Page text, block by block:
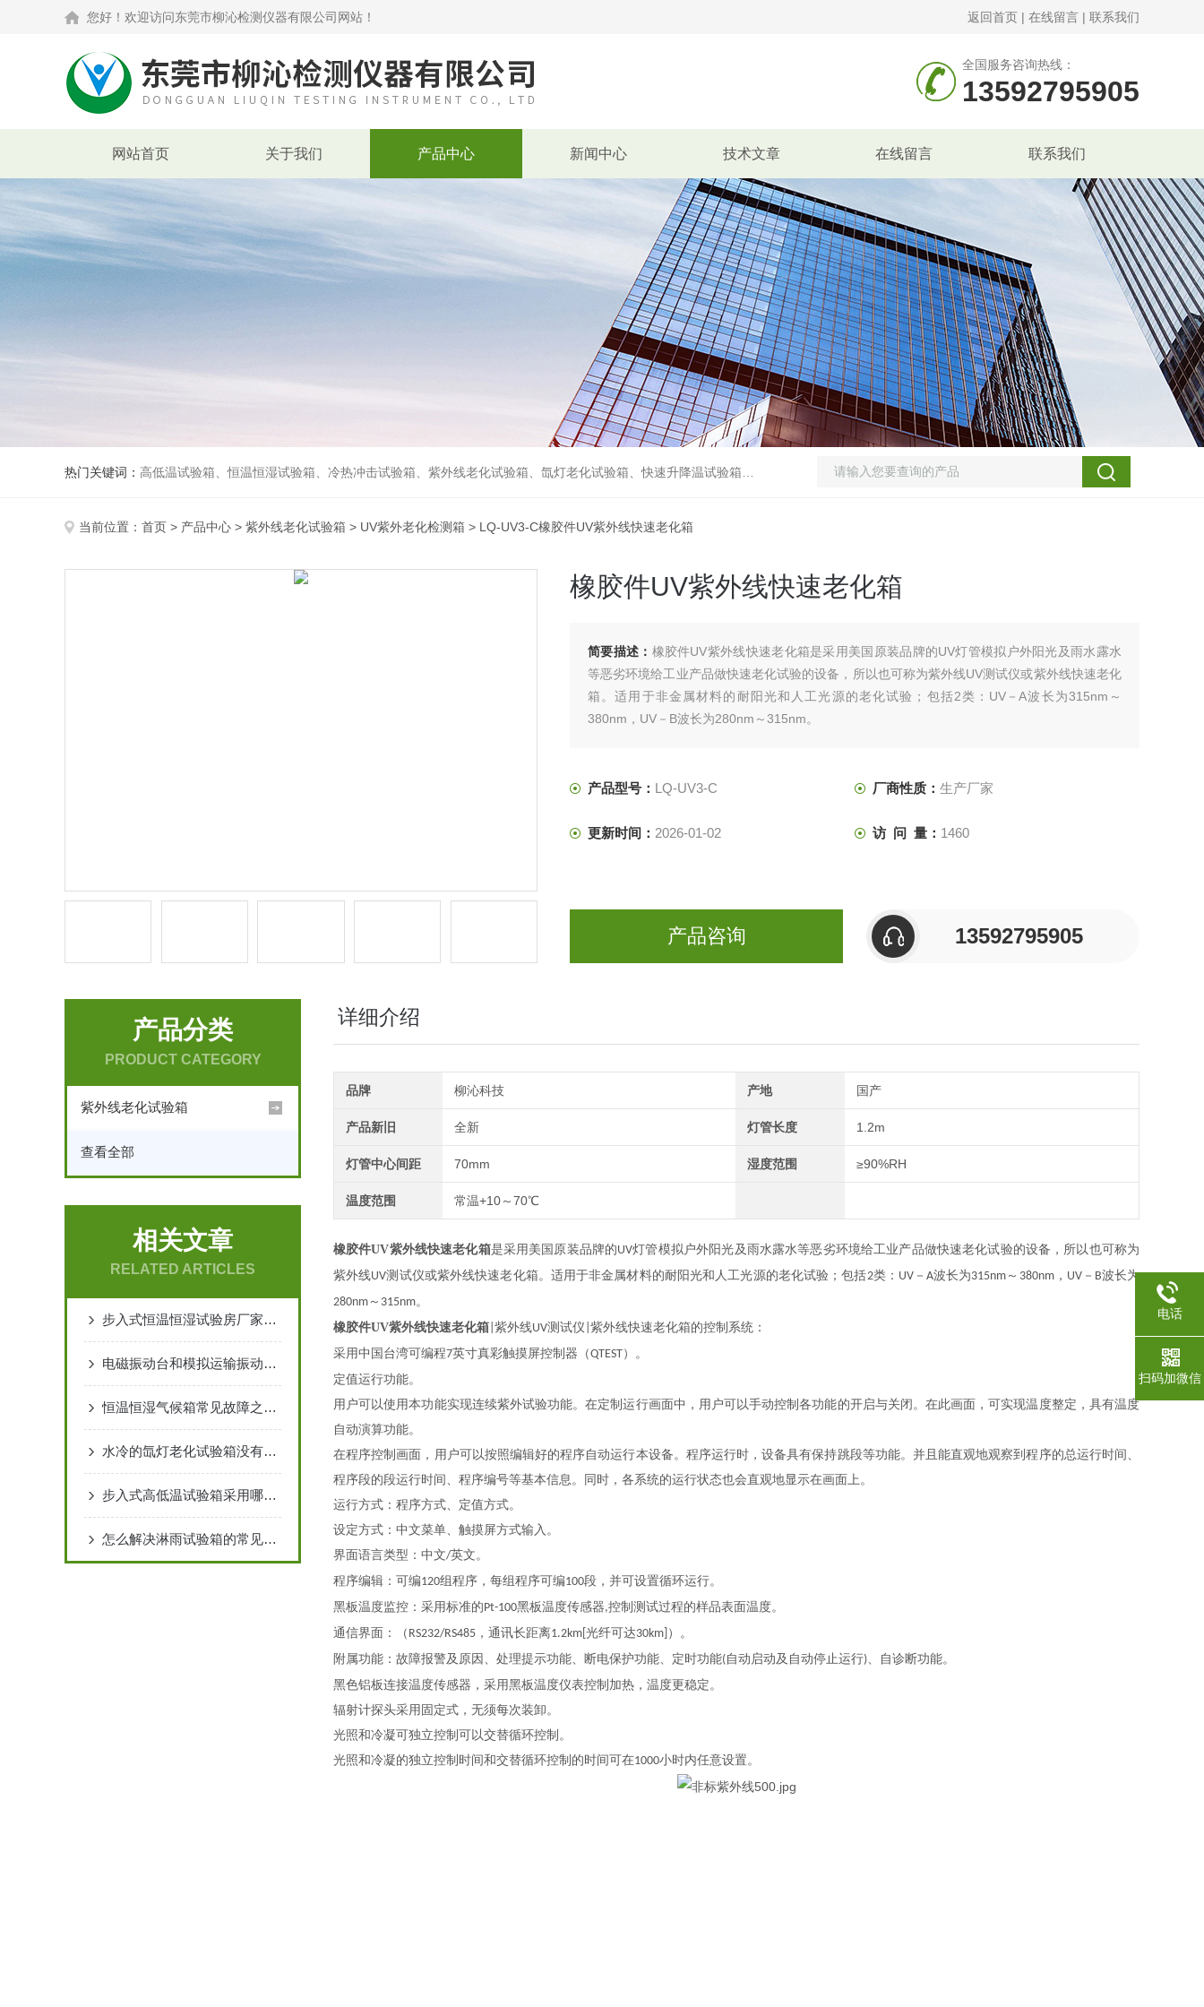
您好！欢迎访问东莞市柳沁检测仪器有限公司网站！ 返回首页 | 在线留言 | 联系我们
全国服务咨询热线：
13592795905
网站首页 关于我们 产品中心 新闻中心 技术文章 在线留言 联系我们
热门关键词： 高低温试验箱、恒温恒湿试验箱、冷热冲击试验箱、紫外线老化试验箱、氙灯老化试验箱、快速升降温试验箱、淋雨试验箱、砂尘试验箱、步入式恒温恒湿试验室、高温老化房、真空及无尘干燥试验箱、盐水喷雾试验箱、跌落试验机、电磁振动台等各类环境仪器和力学试验设备。
当前位置： 首页 > 产品中心 > 紫外线老化试验箱 > UV紫外老化检测箱 > LQ-UV3-C橡胶件UV紫外线快速老化箱
橡胶件UV紫外线快速老化箱
简要描述： 橡胶件UV紫外线快速老化箱是采用美国原装品牌的UV灯管模拟户外阳光及雨水露水
等恶劣环境给工业产品做快速老化试验的设备，所以也可称为紫外线UV测试仪或紫外线快速老化
箱。适用于非金属材料的耐阳光和人工光源的老化试验；包括2类：UV－A波长为315nm～
380nm，UV－B波长为280nm～315nm。
产品型号： LQ-UV3-C 厂商性质： 生产厂家
更新时间： 2026-01-02 访 问 量： 1460
产品咨询 13592795905
产品分类
PRODUCT CATEGORY
紫外线老化试验箱
查看全部
相关文章
RELATED ARTICLES
步入式恒温恒湿试验房厂家的选购指南
电磁振动台和模拟运输振动台的区别
恒温恒湿气候箱常见故障之处理方法
水冷的氙灯老化试验箱没有配冷水机可以用吗？
步入式高低温试验箱采用哪样离心风机
怎么解决淋雨试验箱的常见问题
详细介绍
品牌 柳沁科技 产地 国产
产品新旧 全新 灯管长度 1.2m
灯管中心间距 70mm 湿度范围 ≥90%RH
温度范围 常温+10～70℃
橡胶件UV紫外线快速老化箱是采用美国原装品牌的UV灯管模拟户外阳光及雨水露水等恶劣环境给工业产品做快速老化试验的设备，所以也可称为
紫外线UV测试仪或紫外线快速老化箱。适用于非金属材料的耐阳光和人工光源的老化试验；包括2类： UV－ A波长为315nm ～ 380nm， UV－ B波长为
280nm ～ 315nm。
橡胶件UV紫外线快速老化箱 紫外线UV测试仪 紫外线快速老化箱的控制系统：
采用中国台湾可编程7英寸真彩触摸屏控制器（QTEST）。
定值运行功能。
用户可以使用本功能实现连续紫外试验功能。在定制运行画面中，用户可以手动控制各功能的开启与关闭。在此画面，可实现温度整定，具有温度
自动演算功能。
在程序控制画面，用户可以按照编辑好的程序自动运行本设备。程序运行时，设备具有保持跳段等功能。并且能直观地观察到程序的总运行时间、
程序段的段运行时间、程序编号等基本信息。同时，各系统的运行状态也会直观地显示在画面上。
运行方式：程序方式、定值方式。
设定方式：中文菜单、触摸屏方式输入。
界面语言类型：中文/英文。
程序编辑：可编120组程序，每组程序可编100段，并可设置循环运行。
黑板温度监控：采用标准的Pt-100黑板温度传感器,控制测试过程的样品表面温度。
通信界面：（ RS232/RS485 ，通讯长距离1.2km[ 光纤可达30km] ）。
附属功能：故障报警及原因、处理提示功能、断电保护功能、定时功能(自动启动及自动停止运行)、自诊断功能。
黑色铝板连接温度传感器，采用黑板温度仪表控制加热，温度更稳定。
辐射计探头采用固定式，无须每次装卸。
光照和冷凝可独立控制可以交替循环控制。
光照和冷凝的独立控制时间和交替循环控制的时间可在1000小时内任意设置。
电话
扫码加微信